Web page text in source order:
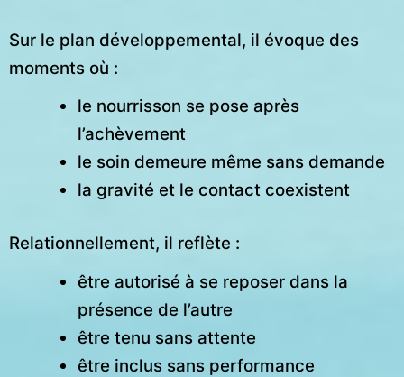
Sur le plan développemental, il évoque des
moments où :
le nourrisson se pose après
l’achèvement
le soin demeure même sans demande
la gravité et le contact coexistent
Relationnellement, il reflète :
être autorisé à se reposer dans la
présence de l’autre
être tenu sans attente
être inclus sans performance